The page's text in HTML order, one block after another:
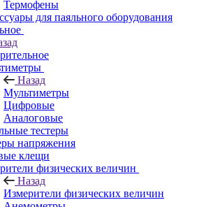
Термофены
для паяльного оборудования
Назад
Мультиметры
Цифровые
Аналоговые
тестеры
напряжения
клещи
физических величин
Назад
Измерители физических величин